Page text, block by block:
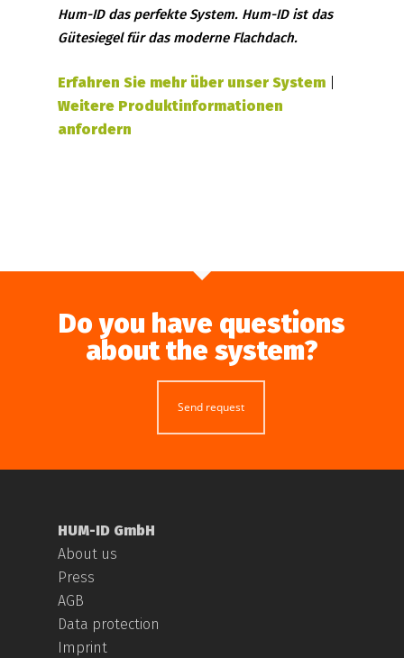
Hum-ID das perfekte System. Hum-ID ist das
Gütesiegel für das moderne Flachdach.
Erfahren Sie mehr über unser System
Weitere Produktinformationen
anfordern
Do you have questions
about the system?
Send request
HUM-ID GmbH
About us
Press
AGB
Data protection
Imprint